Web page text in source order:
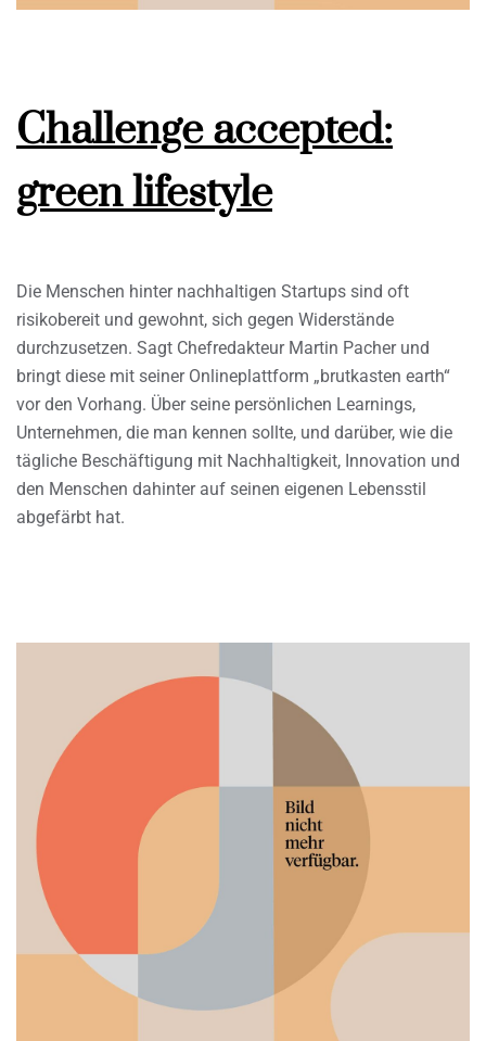
Challenge accepted:
green lifestyle
Die Menschen hinter nachhaltigen Startups sind oft
risikobereit und gewohnt, sich gegen Widerstände
durchzusetzen. Sagt Chefredakteur Martin Pacher und
bringt diese mit seiner Onlineplattform „brutkasten earth“
vor den Vorhang. Über seine persönlichen Learnings,
Unternehmen, die man kennen sollte, und darüber, wie die
tägliche Beschäftigung mit Nachhaltigkeit, Innovation und
den Menschen dahinter auf seinen eigenen Lebensstil
abgefärbt hat.